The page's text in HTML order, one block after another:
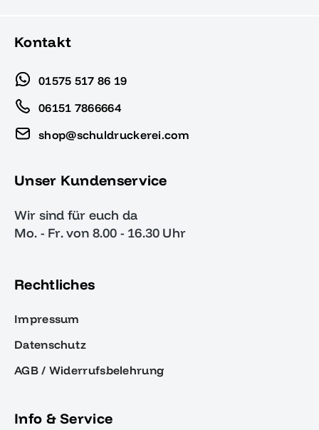
Kontakt
01575 517 86 19
06151 7866664
shop@schuldruckerei.com
Unser Kundenservice
Wir sind für euch da
Mo. - Fr. von 8.00 - 16.30 Uhr
Rechtliches
Impressum
Datenschutz
AGB / Widerrufsbelehrung
Info & Service